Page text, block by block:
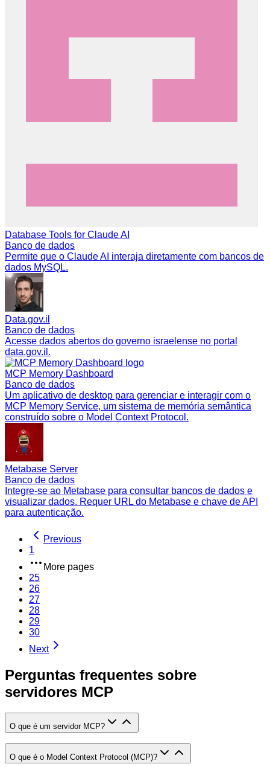
Database Tools for Claude AI
Banco de dados
Permite que o Claude AI interaja diretamente com bancos de
dados MySQL.
Data.gov.il
Banco de dados
Acesse dados abertos do governo israelense no portal
data.gov.il.
MCP Memory Dashboard
Banco de dados
Um aplicativo de desktop para gerenciar e interagir com o
MCP Memory Service, um sistema de memória semântica
construído sobre o Model Context Protocol.
Metabase Server
Banco de dados
Integre-se ao Metabase para consultar bancos de dados e
visualizar dados. Requer URL do Metabase e chave de API
para autenticação.
Previous
1
More pages
25
26
27
28
29
30
Next
Perguntas frequentes sobre
servidores MCP
O que é um servidor MCP?
O que é o Model Context Protocol (MCP)?